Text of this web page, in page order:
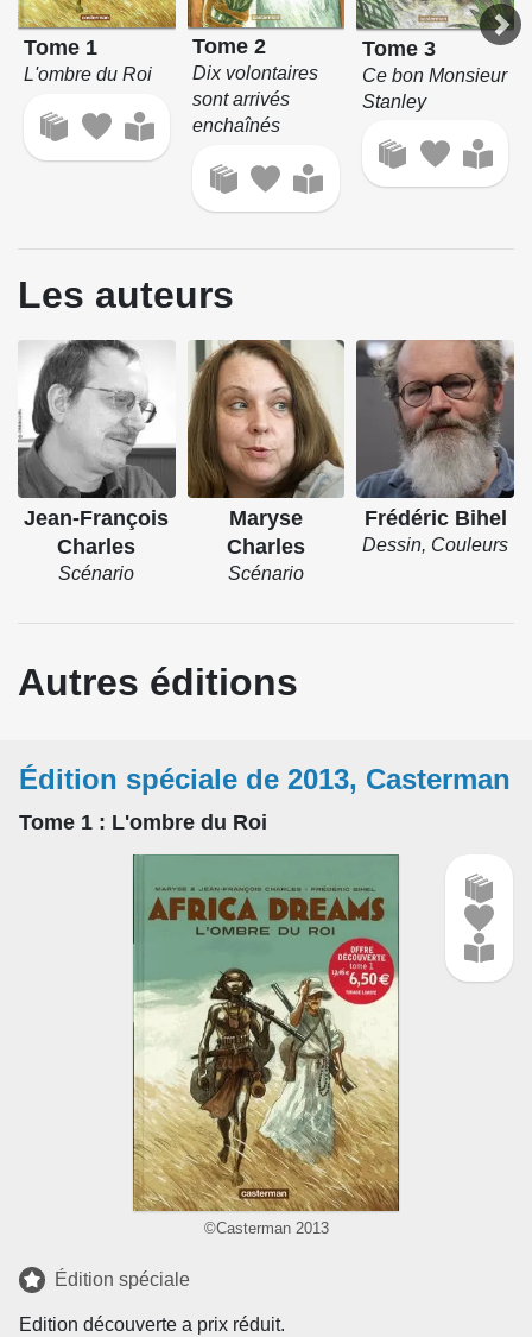
Tome 1
L'ombre du Roi
Tome 2
Dix volontaires
sont arrivés
enchaînés
Tome 3
Ce bon Monsieur
Stanley
Les auteurs
Jean-François
Charles
Scénario
Maryse
Charles
Scénario
Frédéric Bihel
Dessin, Couleurs
Autres éditions
Édition spéciale de 2013, Casterman
Tome 1 : L'ombre du Roi
©Casterman 2013
Édition spéciale
Edition découverte a prix réduit.